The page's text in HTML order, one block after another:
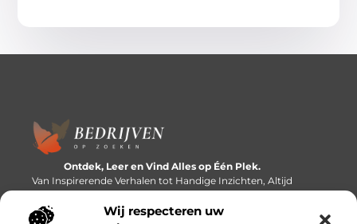
Wij respecteren uw
Ontdek, Leer en Vind Alles op Één Plek.
Van Inspirerende Verhalen tot Handige Inzichten, Altijd
Binnen Handbereik.